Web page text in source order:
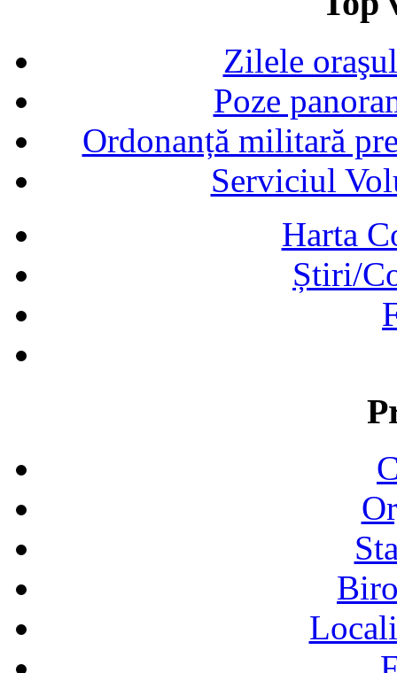
Zilele
Poze
Ordonanță militară
Serviciul
Harta
Știri/